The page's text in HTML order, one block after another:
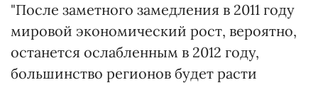
"После заметного замедления в 2011 году
мировой экономический рост, вероятно,
останется ослабленным в 2012 году,
большинство регионов будет расти